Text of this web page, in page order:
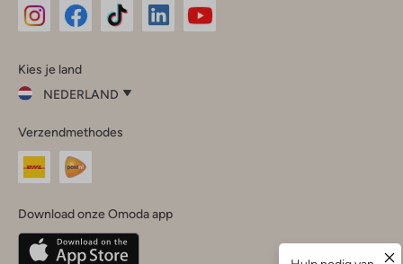
InstagramFacebook
Kies je land
NEDERLAND
je
land
Nederland
Belgique(Français)
Deutschland
Verzendmethodes
Download onze Omoda app